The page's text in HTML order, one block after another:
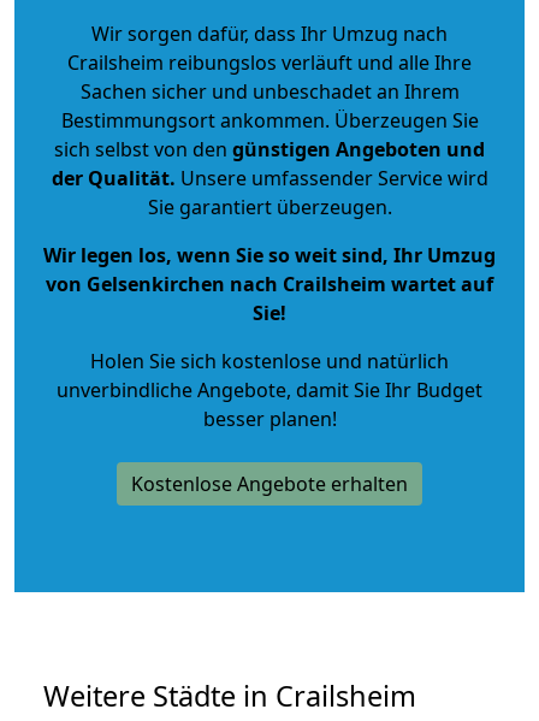
Wir sorgen dafür, dass Ihr Umzug nach
Crailsheim reibungslos verläuft und alle Ihre
Sachen sicher und unbeschadet an Ihrem
Bestimmungsort ankommen. Überzeugen Sie
sich selbst von den günstigen Angeboten und
der Qualität. Unsere umfassender Service wird
Sie garantiert überzeugen.
Wir legen los, wenn Sie so weit sind, Ihr Umzug
von Gelsenkirchen nach Crailsheim wartet auf
Sie!
Holen Sie sich kostenlose und natürlich
unverbindliche Angebote, damit Sie Ihr Budget
besser planen!
Kostenlose Angebote erhalten
Weitere Städte in Crailsheim